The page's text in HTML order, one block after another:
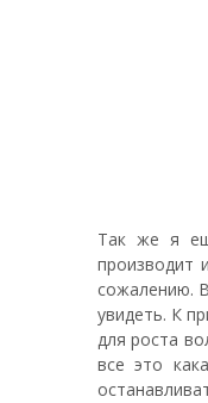
Так же я
производит
сожалению.
увидеть. К
для роста
все это